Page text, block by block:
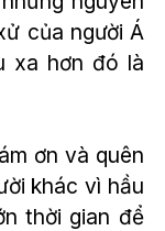
của người Á
xa hơn đó là
ơn và quên
khác vì hầu
thời gian để